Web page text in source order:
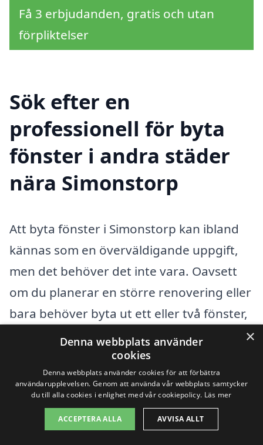
Få 3 erbjudanden, gratis och utan
förpliktelser
Sök efter en
professionell för byta
fönster i andra städer
nära Simonstorp
Att byta fönster i Simonstorp kan ibland
kännas som en överväldigande uppgift,
men det behöver det inte vara. Oavsett
om du planerar en större renovering eller
bara behöver byta ut ett eller två fönster,
finns det hjälp att få i det närliggande
området. Genom vår plattform kan du
enkelt hitta professionella företag som
erbjuder tjänster för byta fönster i
Simonstorp och omkringliggande städer.
×
Denna webbplats använder
cookies
Denna webbplats använder cookies för att förbättra
användarupplevelsen. Genom att använda vår webbplats samtycker
du till alla cookies i enlighet med vår cookiepolicy. Läs mer
ACCEPTERA ALLA AVVISA ALLT